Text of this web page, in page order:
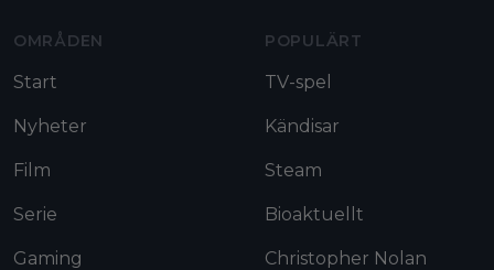
OMRÅDEN
Start
Nyheter
Film
Serie
Gaming
POPULÄRT
TV-spel
Kändisar
Steam
Bioaktuellt
Christopher Nolan